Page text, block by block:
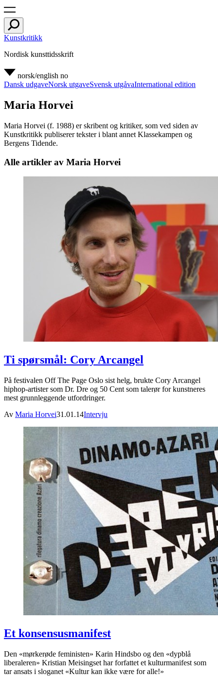
Kunstkritikk
Nordisk kunsttidsskrift
norsk/english no
Dansk udgaveNorsk utgaveSvensk utgåvaInternational edition
Maria Horvei
Maria Horvei (f. 1988) er skribent og kritiker, som ved siden av
Kunstkritikk publiserer tekster i blant annet Klassekampen og
Bergens Tidende.
Alle artikler av Maria Horvei
Ti spørsmål: Cory Arcangel
På festivalen Off The Page Oslo sist helg, brukte Cory Arcangel
hiphop-artister som Dr. Dre og 50 Cent som talerør for kunstneres
mest grunnleggende utfordringer.
Av Maria Horvei31.01.14Intervju
Et konsensusmanifest
Den «mørkerøde feministen» Karin Hindsbo og den «dypblå
liberaleren» Kristian Meisingset har forfattet et kulturmanifest som
tar ansats i sloganet «Kultur kan ikke være for alle!»